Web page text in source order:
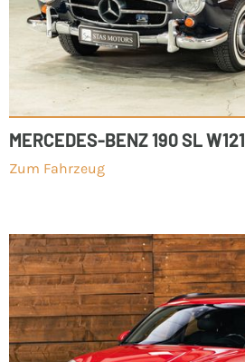
MERCEDES-BENZ 190 SL W121
Zum Fahrzeug